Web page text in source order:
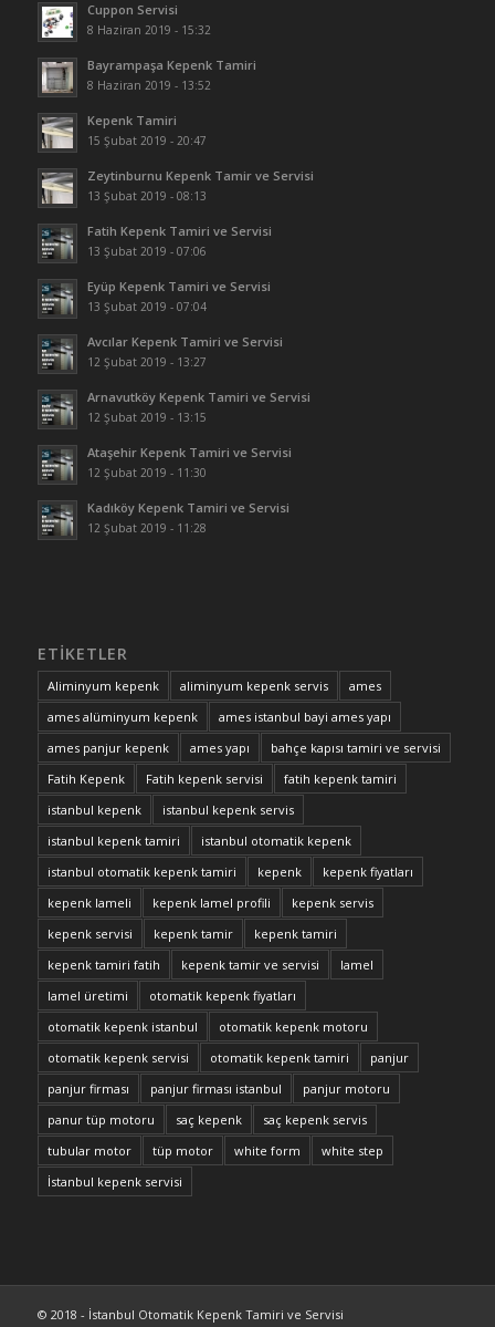
Cuppon Servisi
8 Haziran 2019 - 15:32
Bayrampaşa Kepenk Tamiri
8 Haziran 2019 - 13:52
Kepenk Tamiri
15 Şubat 2019 - 20:47
Zeytinburnu Kepenk Tamir ve Servisi
13 Şubat 2019 - 08:13
Fatih Kepenk Tamiri ve Servisi
13 Şubat 2019 - 07:06
Eyüp Kepenk Tamiri ve Servisi
13 Şubat 2019 - 07:04
Avcılar Kepenk Tamiri ve Servisi
12 Şubat 2019 - 13:27
Arnavutköy Kepenk Tamiri ve Servisi
12 Şubat 2019 - 13:15
Ataşehir Kepenk Tamiri ve Servisi
12 Şubat 2019 - 11:30
Kadıköy Kepenk Tamiri ve Servisi
12 Şubat 2019 - 11:28
ETIKETLER
Aliminyum kepenk aliminyum kepenk servis
ames
ames alüminyum kepenk
ames istanbul bayi ames yapı
ames panjur kepenk
ames yapı
bahçe kapısı tamiri ve servisi
Fatih Kepenk
Fatih kepenk servisi
fatih kepenk tamiri
istanbul kepenk
istanbul kepenk servis
istanbul kepenk tamiri
istanbul otomatik kepenk
istanbul otomatik kepenk tamiri
kepenk
kepenk fiyatları
kepenk lameli
kepenk lamel profili
kepenk servis
kepenk servisi
kepenk tamir
kepenk tamiri
kepenk tamiri fatih
kepenk tamir ve servisi
lamel
lamel üretimi
otomatik kepenk fiyatları
otomatik kepenk istanbul
otomatik kepenk motoru
otomatik kepenk servisi
otomatik kepenk tamiri
panjur
panjur firması
panjur firması istanbul
panjur motoru
panur tüp motoru
saç kepenk
saç kepenk servis
tubular motor
tüp motor white form
white step
İstanbul kepenk servisi
© 2018 - İstanbul Otomatik Kepenk Tamiri ve Servisi